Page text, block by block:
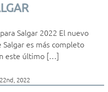
Salgar 2022 El nuevo
Salgar es más completo
este último […]
2022